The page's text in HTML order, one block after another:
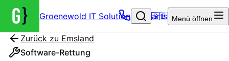
Groenewold IT Solutions – Startseite
🇬🇧 Menü öffnen
Zurück zu Emsland
Software-Rettung